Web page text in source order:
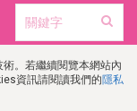
。若繼續閱覽本網站內
資訊請閱讀我們的隱私